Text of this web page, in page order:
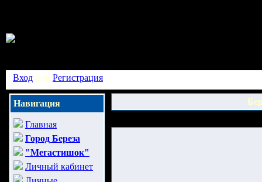
Вход или Регистрация
Навигация
Главная
Город Береза
"Мегастишок"
Личный кабинет